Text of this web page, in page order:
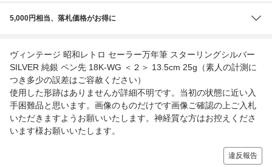
5,000円相当、落札価格がお得に
ヴィンテージ 昭和レトロ セーラー万年筆 スターリングシルバー
SILVER 純銀 ペン先 18K-WG ＜２＞ 13.5cm 25g（素人の計測に
つき多少の誤差はご容赦ください）
使用した形跡はありませんが詳細不明です。当初の状態に近い入
手困難品と思います。画像のものだけです画像ご確認の上ご入札
いただきますようお願いいたします。神経質な方はお控えくださ
います様お願いいたします。
違反報告